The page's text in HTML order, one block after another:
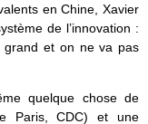
en Chine, Xavier
de l’innovation :
grand et on ne va pas
quelque chose de
Paris, CDC) et une